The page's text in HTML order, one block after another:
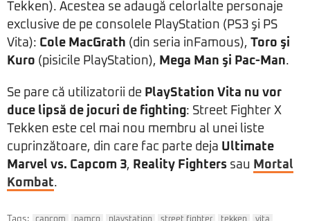
Tekken). Acestea se adaugă celorlalte personaje
exclusive de pe consolele PlayStation (PS3 şi PS
Vita): Cole MacGrath (din seria inFamous), Toro şi
Kuro (pisicile PlayStation), Mega Man şi Pac-Man.
Se pare că utilizatorii de PlayStation Vita nu vor
duce lipsă de jocuri de fighting: Street Fighter X
Tekken este cel mai nou membru al unei liste
cuprinzătoare, din care fac parte deja Ultimate
Marvel vs. Capcom 3, Reality Fighters sau Mortal
Kombat.